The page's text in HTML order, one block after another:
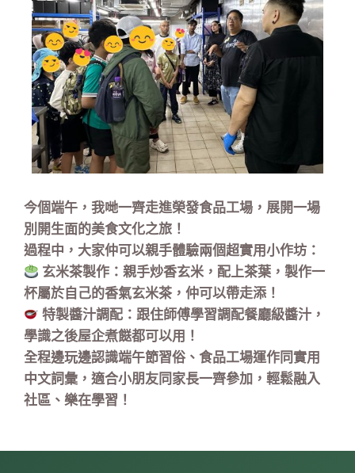
今個端午，我哋一齊走進榮發食品工場，展開一場
別開生面的美食文化之旅！
過程中，大家仲可以親手體驗兩個超實用小作坊：
玄米茶製作：親手炒香玄米，配上茶葉，製作一
杯屬於自己的香氣玄米茶，仲可以帶走添！
特製醬汁調配：跟住師傅學習調配餐廳級醬汁，
學識之後屋企煮餸都可以用！
全程邊玩邊認識端午節習俗、食品工場運作同實用
中文詞彙，適合小朋友同家長一齊參加，輕鬆融入
社區、樂在學習！